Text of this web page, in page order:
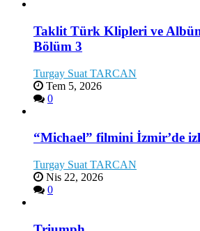
Taklit Türk Klipleri ve
Bölüm 3
Turgay Suat TARCAN
Tem 5, 2026
0
“Michael” filmini İzmir’de
Turgay Suat TARCAN
Nis 22, 2026
0